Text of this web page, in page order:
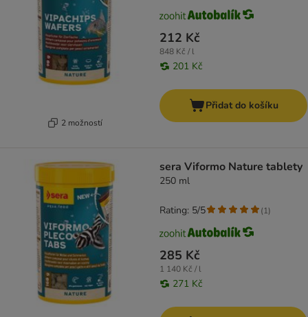
2 možností
212 Kč
848 Kč / l
201 Kč
Přidat do košíku
sera Viformo Nature tablety
250 ml
285 Kč
1 140 Kč / l
271 Kč
Rating: 5/5 (1)